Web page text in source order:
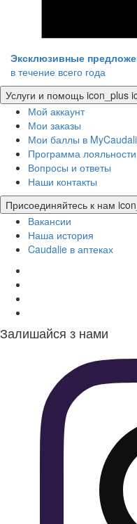
Эксклюзивные
в течение всего года
Услуги и помощь icon_plus
Мой аккаунт
Мои заказы
Мои баллы в
Программа
Вопросы и ответы
Наши контакты
Присоединяйтесь к нам
Вакансии
Наша история
Caudalie в аптеках
Залишайся з нами